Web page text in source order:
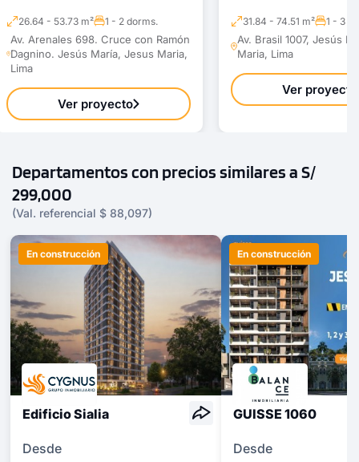
26.64 - 53.73 m² 1 - 2 dorms.
Av. Arenales 698. Cruce con Ramón
Dagnino. Jesús María, Jesus Maria,
Lima
Ver proyecto
31.84 - 74.51 m² 1 - 3
Av. Brasil 1007, Jesús
Maria, Lima
Ver proyecto
Departamentos con precios similares a S/
299,000
(Val. referencial $ 88,097)
En construcción
Edificio Sialia
Desde
En construcción
GUISSE 1060
Desde